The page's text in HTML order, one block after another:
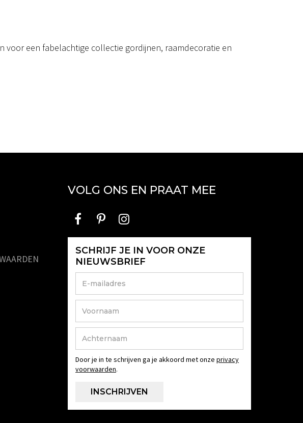
voor een fabelachtige collectie gordijnen, raamdecoratie en
VOLG ONS EN PRAAT MEE
SCHRIJF JE IN VOOR ONZE
NIEUWSBRIEF
Door je in te schrijven ga je akkoord met onze privacy
voorwaarden.